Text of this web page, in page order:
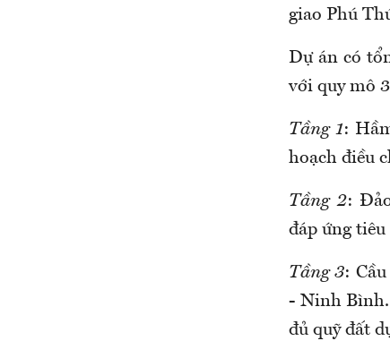
giao Phú
Dự án có
với quy mô
Tầng 1:
hoạch điều
Tầng 2:
đáp ứng
Tầng 3:
- Ninh Bình.
đủ quỹ đất